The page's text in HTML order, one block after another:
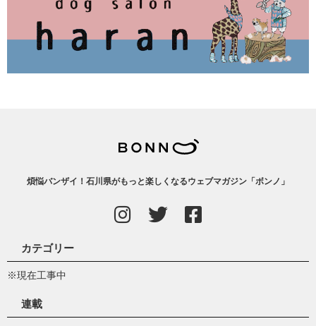
煩悩バンザイ！石川県がもっと楽しくなるウェブマガジン「ボンノ」
カテゴリー
※現在工事中
連載